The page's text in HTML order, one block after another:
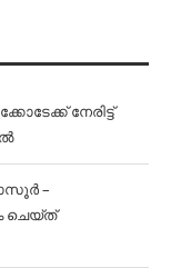
നേരിട്ട്
–
ചെയ്ത്